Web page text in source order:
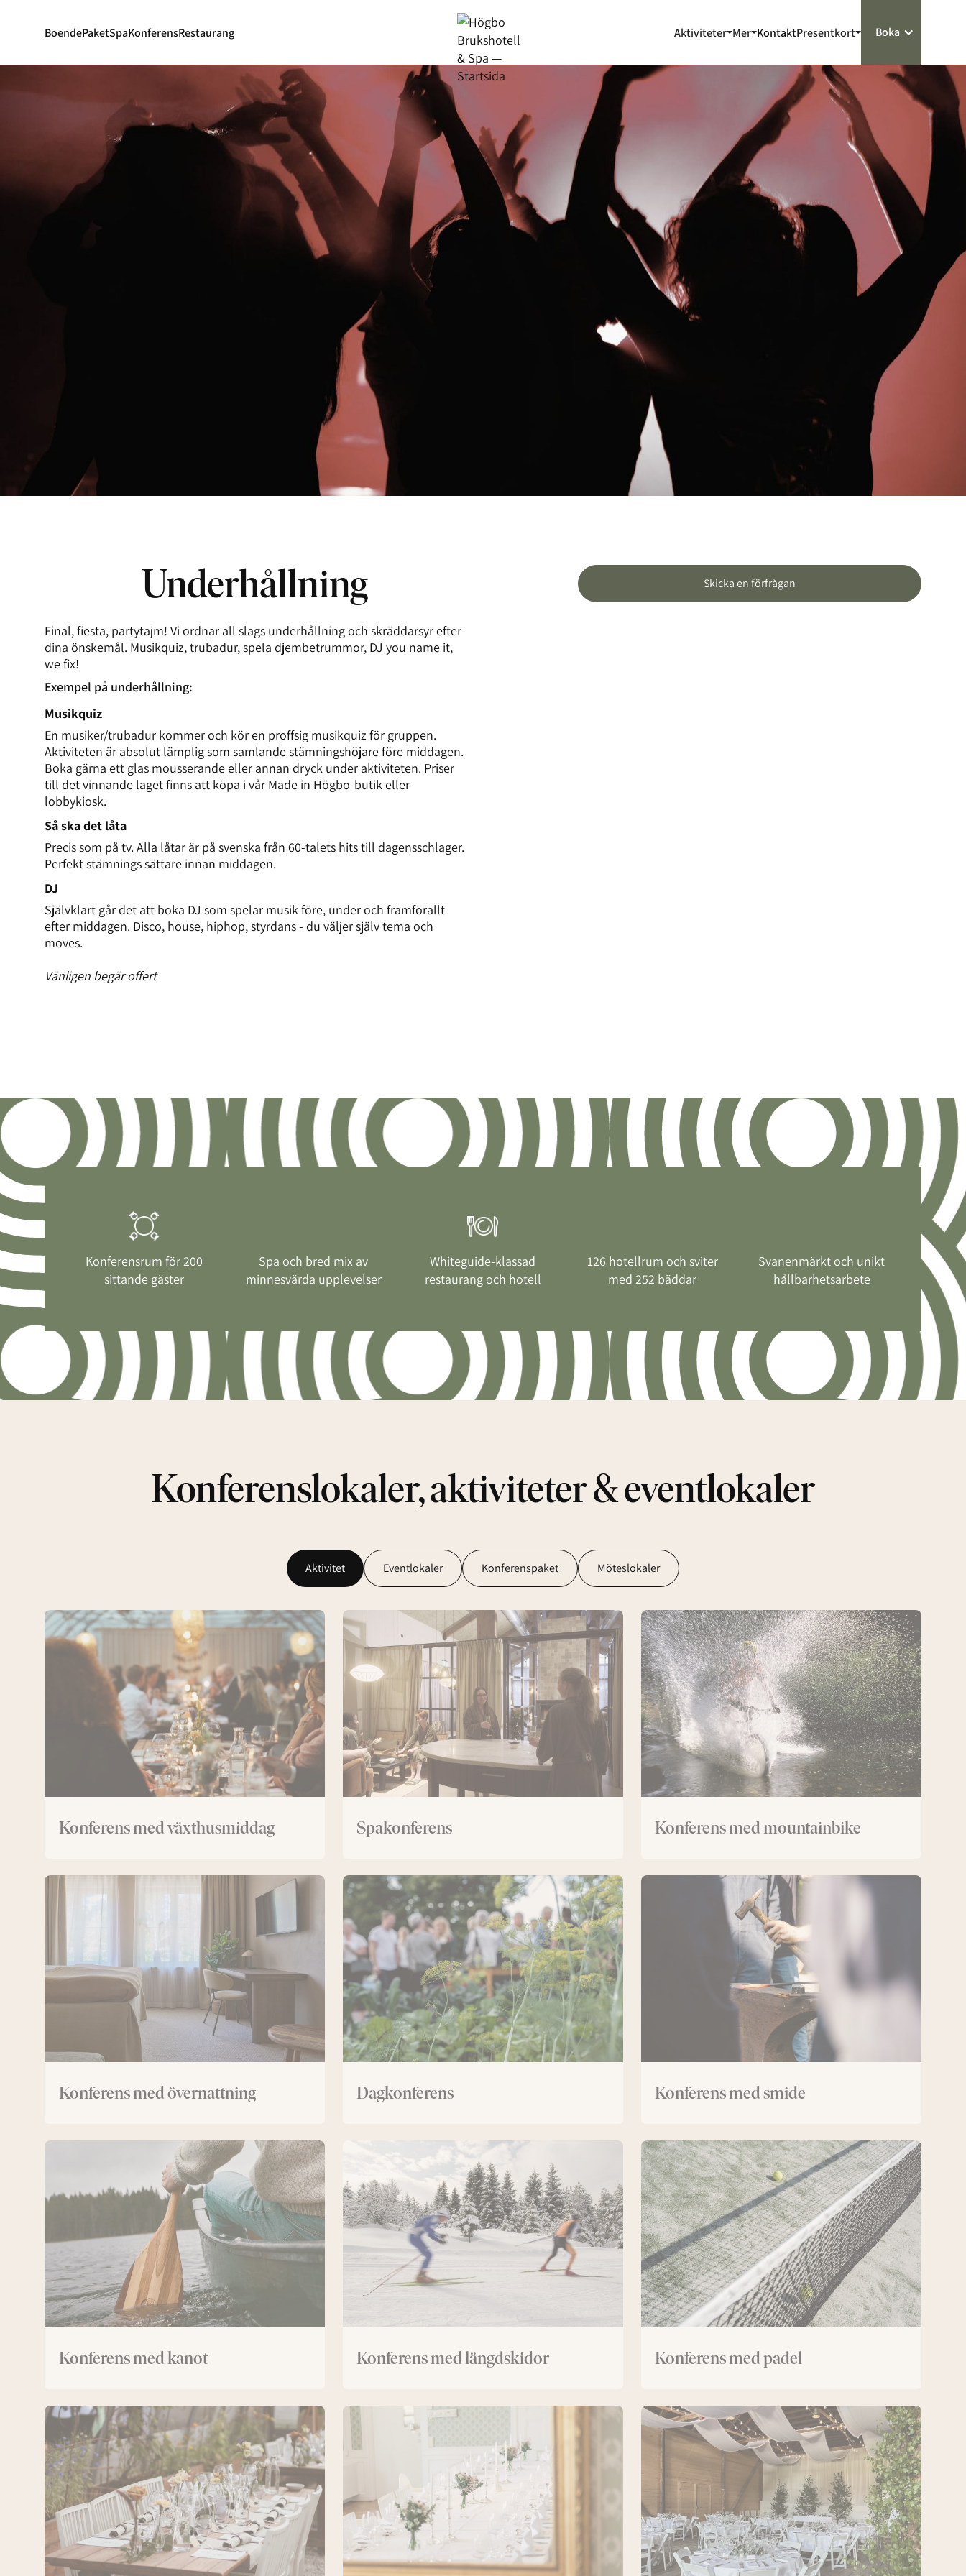
BoendePaketSpaKonferensRestaurang Aktiviteter Mer KontaktPresentkort Boka
Underhållning
Final, fiesta, partytajm! Vi ordnar all slags underhållning och skräddarsyr efter
dina önskemål. Musikquiz, trubadur, spela djembetrummor, DJ you name it,
we fix!
Exempel på underhållning:
Musikquiz
En musiker/trubadur kommer och kör en proffsig musikquiz för gruppen.
Aktiviteten är absolut lämplig som samlande stämningshöjare före middagen.
Boka gärna ett glas mousserande eller annan dryck under aktiviteten. Priser
till det vinnande laget finns att köpa i vår Made in Högbo-butik eller
lobbykiosk.
Så ska det låta
Precis som på tv. Alla låtar är på svenska från 60-talets hits till dagensschlager.
Perfekt stämnings sättare innan middagen.
DJ
Självklart går det att boka DJ som spelar musik före, under och framförallt
efter middagen. Disco, house, hiphop, styrdans - du väljer själv tema och
moves.
Vänligen begär offert
Skicka en förfrågan
Konferensrum för 200
sittande gäster
Spa och bred mix av
minnesvärda upplevelser
Whiteguide-klassad
restaurang och hotell
126 hotellrum och sviter
med 252 bäddar
Svanenmärkt och unikt
hållbarhetsarbete
Konferenslokaler, aktiviteter & eventlokaler
Aktivitet Eventlokaler Konferenspaket Möteslokaler
Konferens med växthusmiddag
Konferens
med
växthusmiddag
Spakonferens
Spakonferens
Konferens med mountainbike
Konferens
med
mountainbike
Konferens med övernattning
Konferens
Dagkonferens
Dagkonferens
Konferens med smide
Konferens
Konferens med kanot
Konferens
Konferens med längdskidor
längdskidor
Konferens med padel
Konferens
med
padel
Växthuset Logen